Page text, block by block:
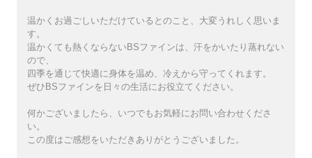
温かくお過ごしいただけているとのこと、大変うれしく思いま
す。
温かくても熱くならないBSファインは、汗をかいたり蒸れない
ので、
四季を通じて快適に身体を温め、冷えから守ってくれます。
ぜひBSファインを日々の生活にお役立てください。
何かございましたら、いつでもお気軽にお問い合わせくださ
い。
この度はご感想をいただきありがとうございました。